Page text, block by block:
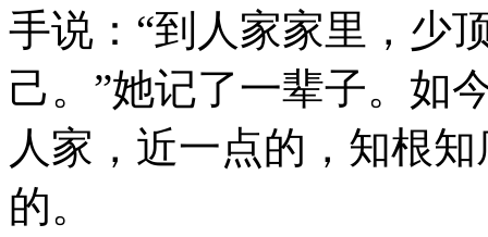
手说：“到人家家里，少
己。”她记了一辈子。如
人家，近一点的，知根
的。